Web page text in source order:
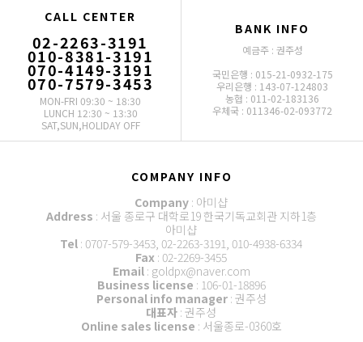
CALL CENTER
02-2263-3191
010-8381-3191
070-4149-3191
070-7579-3453
MON-FRI 09:30 ~ 18:30
LUNCH 12:30 ~ 13:30
SAT,SUN,HOLIDAY OFF
BANK INFO
예금주 : 권주성
국민은행 : 015-21-0932-175
우리은행 : 143-07-124803
농협 : 011-02-183136
우체국 : 011346-02-093772
COMPANY INFO
Company : 아미샵
Address : 서울 종로구 대학로19 한국기독교회관 지하1층
아미샵
Tel : 0707-579-3453, 02-2263-3191, 010-4938-6334
Fax : 02-2269-3455
Email: goldpx@naver.com
Business license : 106-01-18896
Personal info manager: 권주성
대표자 : 권주성
Online sales license : 서울종로-0360호